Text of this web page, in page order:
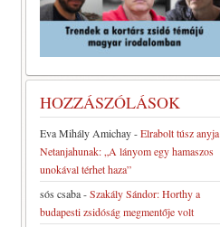
HOZZÁSZÓLÁSOK
Eva Mihály Amichay-Elrabolt túsz anyja
Netanjahunak: „A lányom egy hamaszos
unokával térhet haza”
sós csaba-Szakály Sándor: Horthy a
budapesti zsidóság megmentője volt